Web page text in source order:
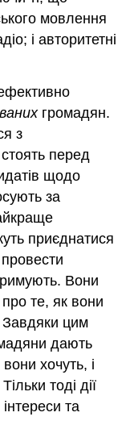
мовлення
і авторитетні
громадян.
з
перед
щодо
за
приєднатися
Вони
те, як вони
Завдяки цим
дають
хочуть, і
тоді дії
та